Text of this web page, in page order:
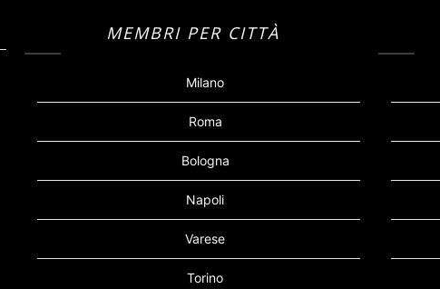
MEMBRI PER CITTÀ
Milano
Roma
Bologna
Napoli
Varese
Torino